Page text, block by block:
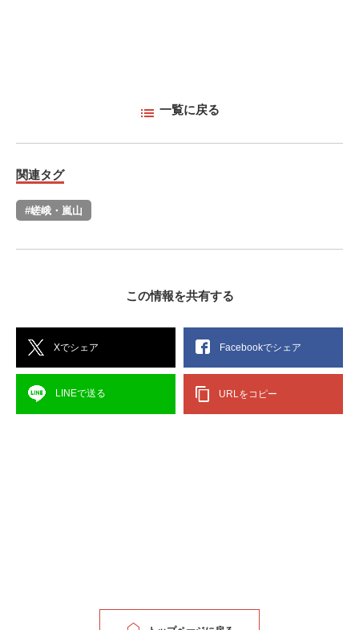
一覧に戻る
関連タグ
#嵯峨・嵐山
この情報を共有する
Xでシェア Facebookでシェア
LINEで送る URLをコピー